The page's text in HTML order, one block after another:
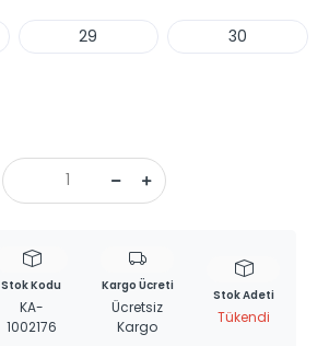
29 30
Stok Kodu
KA-
1002176
Kargo Ücreti
Ücretsiz
Kargo
Stok Adeti
Tükendi